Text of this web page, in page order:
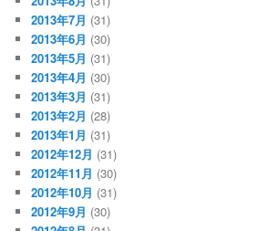
2013年7月 (31)
2013年6月 (30)
2013年5月 (31)
2013年4月 (30)
2013年3月 (31)
2013年2月 (28)
2013年1月 (31)
2012年12月 (31)
2012年11月 (30)
2012年10月 (31)
2012年9月 (30)